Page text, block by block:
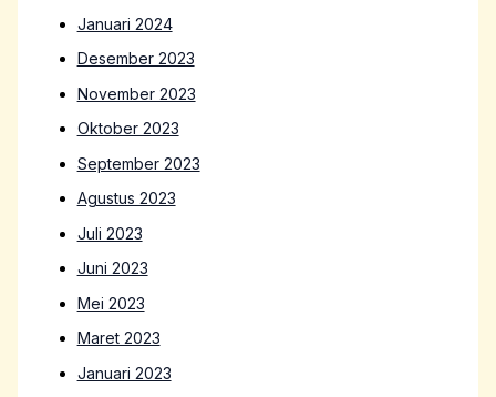
Januari 2024
Desember 2023
November 2023
Oktober 2023
September 2023
Agustus 2023
Juli 2023
Juni 2023
Mei 2023
Maret 2023
Januari 2023